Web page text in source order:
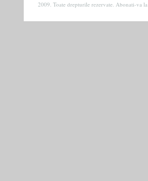
2009. Toate drepturile rezervate. Abonati-va la